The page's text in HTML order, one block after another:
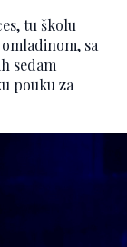
tu školu
sa
sedam
pouku za